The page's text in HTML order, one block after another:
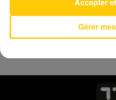
Gérer